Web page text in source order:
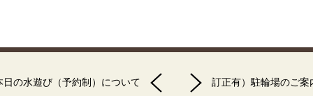
日の水遊び（予約制）について 訂正有）駐輪場のご案